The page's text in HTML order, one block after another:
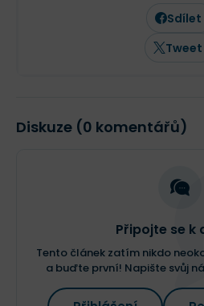
Sdílet
Tweet
Diskuze (0 komentářů)
Připojte se k
Tento článek zatím nikdo
a buďte první! Napište svůj